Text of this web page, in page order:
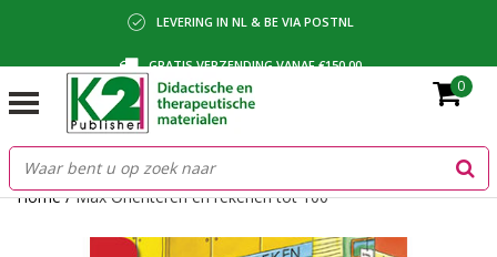
LEVERING IN NL & BE VIA POSTNL
GRATIS VERZENDING VANAF €150,00
BETALING VIA IDEAL, BANCONTACT OF FACTUUR
0
Home/Max Oriënteren en rekenen tot 100